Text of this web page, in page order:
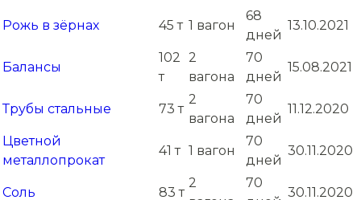
Рожь в зёрнах 45 т 1 вагон
68
дней
13.10.2021
Балансы
102
т
2
вагона
70
дней
15.08.2021
Трубы стальные 73 т
2
вагона
70
дней
11.12.2020
Цветной
металлопрокат
41 т 1 вагон
70
дней
30.11.2020
Соль 83 т
2
70
30.11.2020